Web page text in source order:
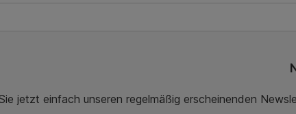
Details
jetzt einfach unseren regelmäßig erscheinenden